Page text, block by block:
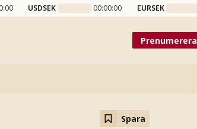
USDSEK 00:00:00 EURSEK
Prenumerera
Spara